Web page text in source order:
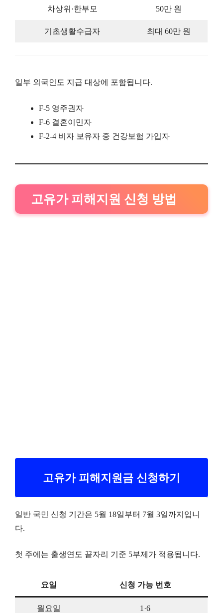
차상위·한부모 50만 원
기초생활수급자 최대 60만 원
일부 외국인도 지급 대상에 포함됩니다.
F-5 영주권자
F-6 결혼이민자
F-2-4 비자 보유자 중 건강보험 가입자
고유가 피해지원 신청 방법
고유가 피해지원금 신청하기
일반 국민 신청 기간은 5월 18일부터 7월 3일까지입니
다.
첫 주에는 출생연도 끝자리 기준 5부제가 적용됩니다.
요일 신청 가능 번호
월요일 1·6